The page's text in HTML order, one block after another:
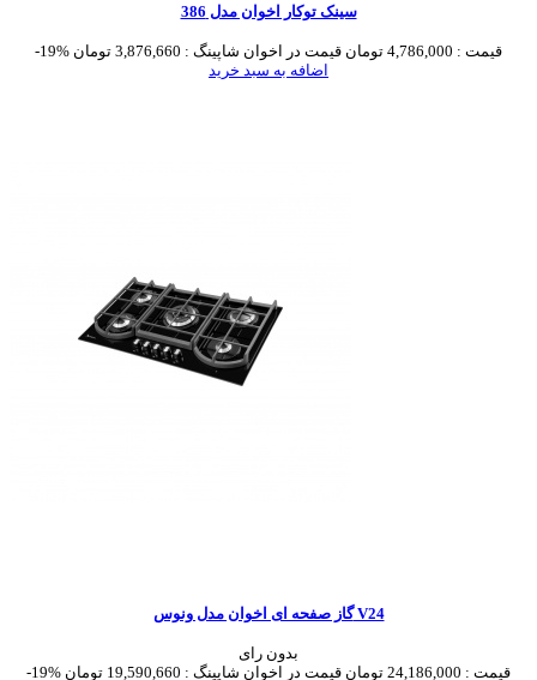
سینک توکار اخوان مدل 386
-19% قیمت : 4,786,000 تومان قیمت در اخوان شاپینگ : 3,876,660 تومان
اضافه به سبد خرید
گاز صفحه ای اخوان مدل ونوس V24
بدون رای
-19%
قیمت : 24,186,000 تومان قیمت در اخوان شاپینگ : 19,590,660 تومان